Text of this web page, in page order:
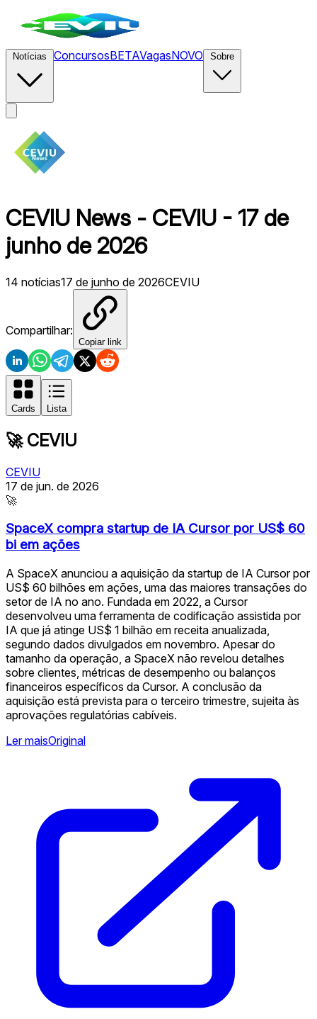
ConcursosBETAVagasNOVO
CEVIU News - CEVIU - 17 de
junho de 2026
14 notícias17 de junho de 2026CEVIU
Compartilhar:
Copiar link
Cards Lista
🚀 CEVIU
CEVIU
17 de jun. de 2026
🚀
SpaceX compra startup de IA Cursor por US$ 60
bi em ações
A SpaceX anunciou a aquisição da startup de IA Cursor por
US$ 60 bilhões em ações, uma das maiores transações do
setor de IA no ano. Fundada em 2022, a Cursor
desenvolveu uma ferramenta de codificação assistida por
IA que já atinge US$ 1 bilhão em receita anualizada,
segundo dados divulgados em novembro. Apesar do
tamanho da operação, a SpaceX não revelou detalhes
sobre clientes, métricas de desempenho ou balanços
financeiros específicos da Cursor. A conclusão da
aquisição está prevista para o terceiro trimestre, sujeita às
aprovações regulatórias cabíveis.
Ler maisOriginal